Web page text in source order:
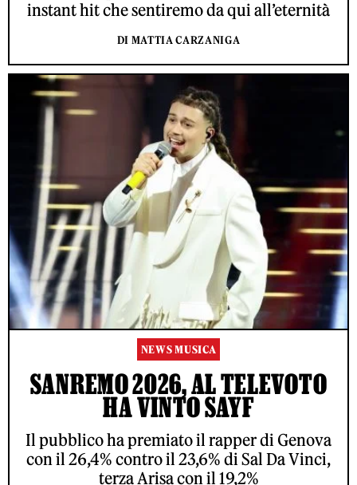
instant hit che sentiremo da qui all’eternità
DI MATTIA CARZANIGA
NEWS MUSICA
SANREMO 2026, AL TELEVOTO
HA VINTO SAYF
Il pubblico ha premiato il rapper di Genova
con il 26,4% contro il 23,6% di Sal Da Vinci,
terza Arisa con il 19,2%